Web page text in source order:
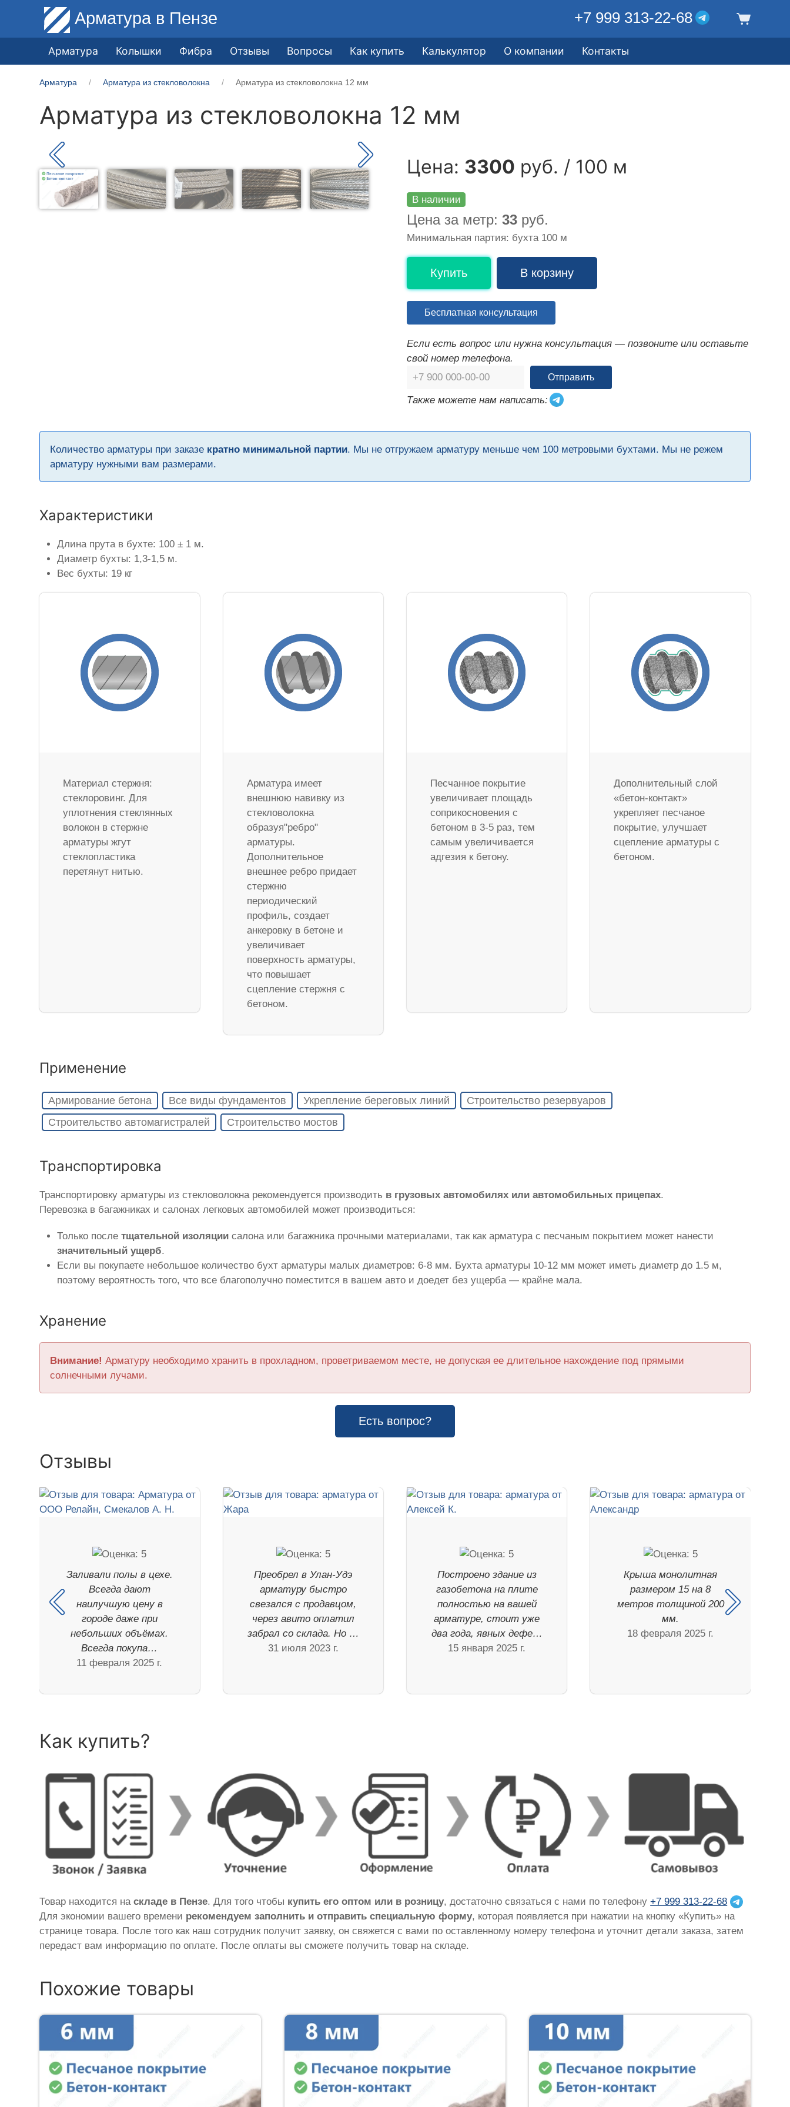
Арматура в Пензе +7 999 313-22-68
Арматура Колышки Фибра Отзывы Вопросы Как купить Калькулятор О компании Контакты
Арматура Арматура из стекловолокна Арматура из стекловолокна 12 мм
Арматура из стекловолокна 12 мм
Цена: 3300 руб. / 100 м
В наличии
Цена за метр: 33 руб.
Минимальная партия: бухта 100 м
Купить В корзину
Бесплатная консультация
Если есть вопрос или нужна консультация — позвоните или оставьте
свой номер телефона.
Отправить
Также можете нам написать:
Количество арматуры при заказе кратно минимальной партии. Мы не отгружаем арматуру меньше чем 100 метровыми бухтами. Мы не режем
арматуру нужными вам размерами.
Характеристики
Длина прута в бухте: 100 ± 1 м.
Диаметр бухты: 1,3-1,5 м.
Вес бухты: 19 кг
Материал стержня:
стеклоровинг. Для
уплотнения стеклянных
волокон в стержне
арматуры жгут
стеклопластика
перетянут нитью.
Арматура имеет
внешнюю навивку из
стекловолокна
образуя"ребро"
арматуры.
Дополнительное
внешнее ребро придает
стержню
периодический
профиль, создает
анкеровку в бетоне и
увеличивает
поверхность арматуры,
что повышает
сцепление стержня с
бетоном.
Песчанное покрытие
увеличивает площадь
соприкосновения с
бетоном в 3-5 раз, тем
самым увеличивается
адгезия к бетону.
Дополнительный слой
«бетон-контакт»
укрепляет песчаное
покрытие, улучшает
сцепление арматуры с
бетоном.
Применение
Армирование бетона Все виды фундаментов Укрепление береговых линий
Строительство резервуаров
Строительство автомагистралей
Строительство мостов
Транспортировка
Транспортировку арматуры из стекловолокна рекомендуется производить в грузовых автомобилях или автомобильных прицепах.
Перевозка в багажниках и салонах легковых автомобилей может производиться:
Только послетщательной изоляции салона или багажника прочными материалами, так как арматура с песчаным покрытием может нанести
значительный ущерб.
Если вы покупаете небольшое количество бухт арматуры малых диаметров: 6-8 мм. Бухта арматуры 10-12 мм может иметь диаметр до 1.5 м,
поэтому вероятность того, что все благополучно поместится в вашем авто и доедет без ущерба — крайне мала.
Хранение
Внимание! Арматуру необходимо хранить в прохладном, проветриваемом месте, не допуская ее длительное нахождение под прямыми
солнечными лучами.
Есть вопрос?
Отзывы
Заливали полы в цехе.
Всегда дают
наилучшую цену в
городе даже при
небольших объёмах.
Всегда покупа…
11 февраля 2025 г.
Преобрел в Улан-Удэ
арматуру быстро
свезался с продавцом,
через авито оплатил
забрал со склада. Но …
31 июля 2023 г.
Построено здание из
газобетона на плите
полностью на вашей
арматуре, стоит уже
два года, явных дефе…
15 января 2025 г.
Крыша монолитная
размером 15 на 8
метров толщиной 200
мм.
18 февраля 2025 г.
Как купить?
Товар находится наскладе в Пензе. Для того чтобы купить его оптом или в розницу, достаточно связаться с нами по телефону+7 999 313-22-68
Для экономии вашего времени рекомендуем заполнить и отправить специальную форму, которая появляется при нажатии на кнопку «Купить» на
странице товара. После того как наш сотрудник получит заявку, он свяжется с вами по оставленному номеру телефона и уточнит детали заказа, затем
передаст вам информацию по оплате. После оплаты вы сможете получить товар на складе.
Похожие товары